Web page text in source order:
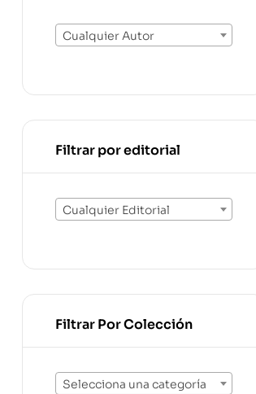
Cualquier Autor
Filtrar por editorial
Cualquier Editorial
Filtrar Por Colección
Selecciona una categoría